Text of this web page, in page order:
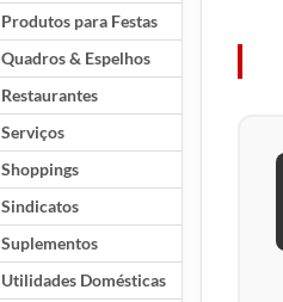
Produtos para Festas
Quadros & Espelhos
Restaurantes
Serviços
Shoppings
Sindicatos
Suplementos
Utilidades Domésticas